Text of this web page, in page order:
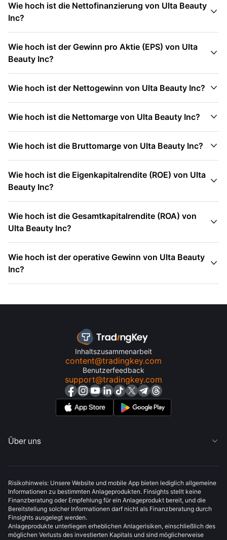
Wie hoch ist die Nettofinanzierung von Ulta Beauty
Inc?

Wie hoch ist der Gewinn pro Aktie (EPS) von Ulta
Beauty Inc?

Wie hoch ist der Nettogewinn von Ulta Beauty Inc? 
Wie hoch ist die Nettomarge von Ulta Beauty Inc? 
Wie hoch ist die Bruttomarge von Ulta Beauty Inc? 
Wie hoch ist die Eigenkapitalrendite (ROE) von Ulta
Beauty Inc?

Wie hoch ist die Gesamtkapitalrendite (ROA) von
Ulta Beauty Inc?

Wie hoch ist der operative Gewinn von Ulta Beauty
Inc?

Inhaltszusammenarbeit
content@tradingkey.com
Benutzerfeedback
support@tradingkey.com
Über uns 
Risikohinweis: Unsere Website und mobile App bieten lediglich allgemeine
Informationen zu bestimmten Anlageprodukten. Finsights stellt keine
Finanzberatung oder Empfehlung für ein Anlageprodukt bereit, und die
Bereitstellung solcher Informationen darf nicht als Finanzberatung durch
Finsights ausgelegt werden.
Anlageprodukte unterliegen erheblichen Anlagerisiken, einschließlich des
möglichen Verlusts des investierten Kapitals und sind möglicherweise